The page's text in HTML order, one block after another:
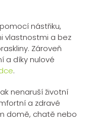
nástřiku,
vlastnostmi a bez
Zároveň
a díky nulové
.
nenaruší životní
a zdravé
domě, chatě nebo